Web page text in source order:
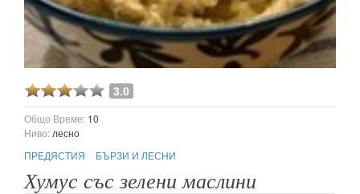
3.0
Общо Време: 10
Ниво: лесно
ПРЕДЯСТИЯ
БЪРЗИ И ЛЕСНИ
Хумус със зелени маслини